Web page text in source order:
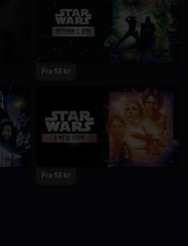
Fra 55 kr
Fra 55 kr